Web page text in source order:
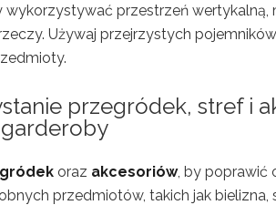
wykorzystywać przestrzeń
Używaj przejrzystych
przegródek, stref i
oraz akcesoriów, by poprawić
przedmiotów, takich jak